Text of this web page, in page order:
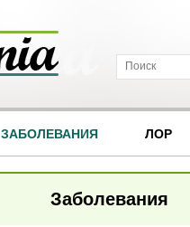
ЗАБОЛЕВАНИЯ ЛОР
Заболевания